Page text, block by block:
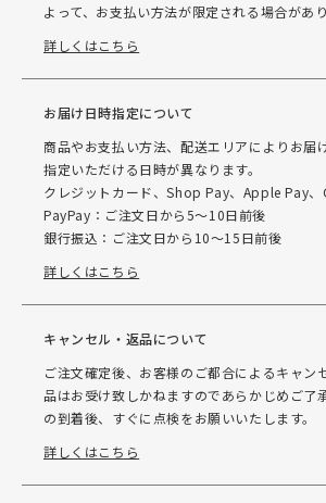
よって、お支払い方法が限定される場合があり
詳しくはこちら
お届け日時指定について
商品やお支払い方法、配送エリアによりお届
指定いただける日時が異なります。
クレジットカード、Shop Pay、Apple Pay、
PayPay：ご注文日から5～10日前後
銀行振込：ご注文日から10～15日前後
詳しくはこちら
キャンセル・返品について
ご注文確定後、お客様のご都合によるキャン
品はお受け致しかねますのであらかじめご了
の到着後、すぐに点検をお願いいたします。
詳しくはこちら